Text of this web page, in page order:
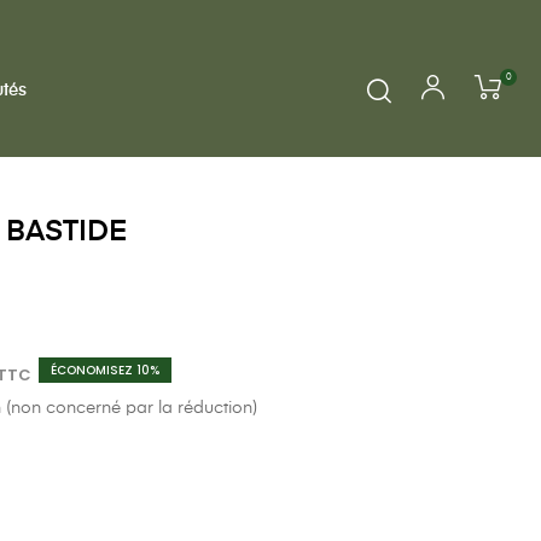
0
ÉCONOMISEZ 10%
concerné par la réduction)